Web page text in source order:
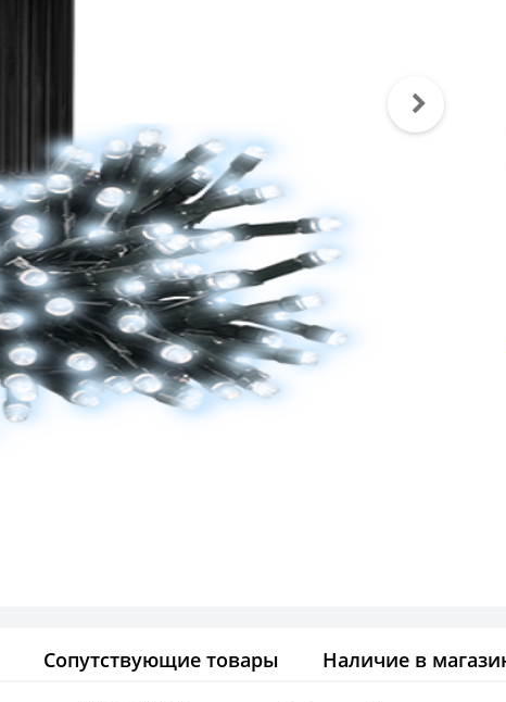
Сопутствующие товары Наличие в